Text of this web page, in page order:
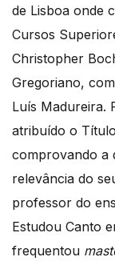
de Lisboa onde
Cursos
Christopher
Gregoriano,
Luís Madureira.
atribuído o
comprovando a
relevância do
professor do
Estudou Canto
frequentou